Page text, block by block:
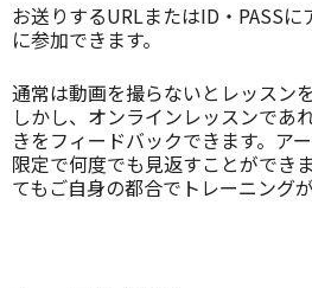
お送りするURLまたはID・PASS
に参加できます。
通常は動画を撮らないとレッスン
しかし、オンラインレッスンであ
きをフィードバックできます。ア
限定で何度でも見返すことができ
てもご自身の都合でトレーニングが